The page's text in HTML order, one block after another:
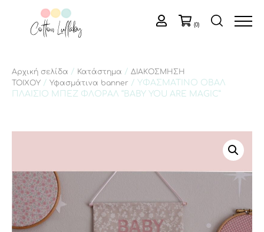
(0)
Αρχική σελίδα / Κατάστημα / ΔΙΑΚΟΣΜΗΣΗ
ΤΟΙΧΟΥ / Υφασμάτινα banner / ΥΦΑΣΜΑΤΙΝΟ ΟΒΑΛ
ΠΛΑΙΣΙΟ ΜΠΕΖ ΦΛΟΡΑΛ “BABY YOU ARE MAGIC”